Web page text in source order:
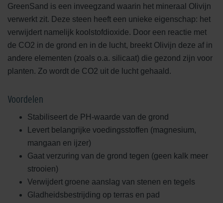
GreenSand is een inveegzand waarin het mineraal Olivijn
verwerkt zit. Deze steen heeft een unieke eigenschap: het
verwijdert namelijk koolstofdioxide. Door een reactie met
de CO2 in de grond en in de lucht, breekt Olivijn deze af in
andere elementen (zoals o.a. silicaat) die gezond zijn voor
planten. Zo wordt de CO2 uit de lucht gehaald.
Voordelen
Stabiliseert de PH-waarde van de grond
Levert belangrijke voedingsstoffen (magnesium,
mangaan en ijzer)
Gaat verzuring van de grond tegen (geen kalk meer
strooien)
Verwijdert groene aanslag van stenen en tegels
Gladheidsbestrijding op terras en pad